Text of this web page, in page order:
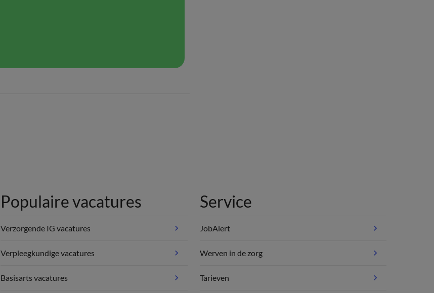
Populaire vacatures
Verzorgende IG vacatures
Verpleegkundige vacatures
Basisarts vacatures
Service
JobAlert
Werven in de zorg
Tarieven